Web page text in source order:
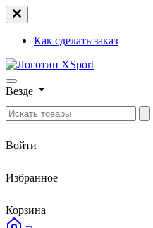
Как сделать заказ
Везде
Войти
Избранное
Корзина